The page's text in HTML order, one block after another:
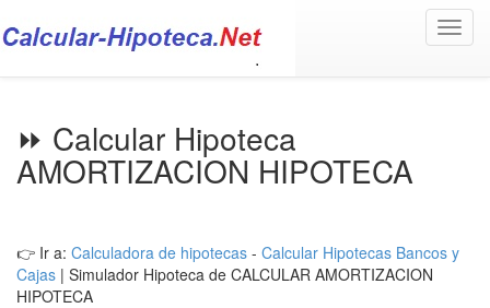
⏩ Calcular Hipoteca
AMORTIZACION HIPOTECA
👉 Ir a: Calculadora de hipotecas - Calcular Hipotecas Bancos y
Cajas | Simulador Hipoteca de CALCULAR AMORTIZACION
HIPOTECA